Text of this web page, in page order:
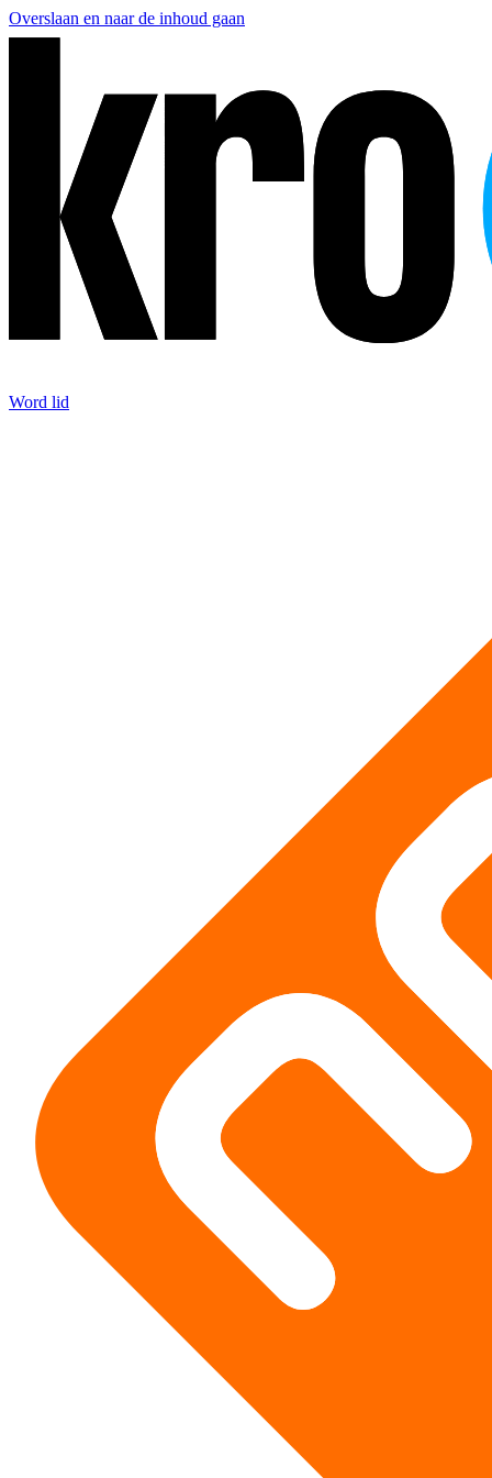
Overslaan en naar de inhoud gaan
Word lid